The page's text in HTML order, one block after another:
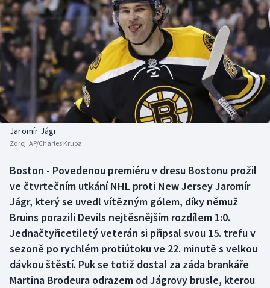
DALŠÍ SPORTY
Americký fotbal
Baseball a softbal
Basketbal
Biatlon
Box
Curling
Dostihy
Florbal
NEPŘEHLÉDNĚTE
Soutěže
Historické návraty
Aplikace ČT sport
Jaromír Jágr
Zdroj: AP/Charles Krupa
Boston - Povedenou premiéru v dresu Bostonu prožil
ve čtvrtečním utkání NHL proti New Jersey Jaromír
Jágr, který se uvedl vítězným gólem, díky němuž
Bruins porazili Devils nejtěsnějším rozdílem 1:0.
Jednačtyřicetiletý veterán si připsal svou 15. trefu v
sezoně po rychlém protiútoku ve 22. minutě s velkou
dávkou štěstí. Puk se totiž dostal za záda brankáře
Martina Brodeura odrazem od Jágrovy brusle, kterou